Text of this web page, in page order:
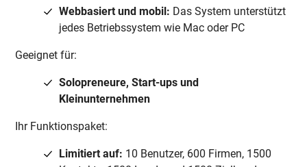
Webbasiert und mobil: Das System unterstützt
jedes Betriebssystem wie Mac oder PC
Geeignet für:
Solopreneure, Start-ups und
Kleinunternehmen
Ihr Funktionspaket:
Limitiert auf: 10 Benutzer, 600 Firmen, 1500